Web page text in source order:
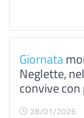
Giornata
Neglette,
convive con
28/01/2026